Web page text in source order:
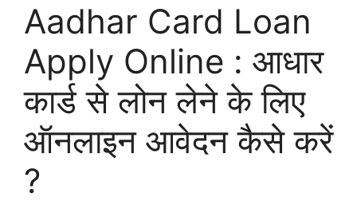
Aadhar Card Loan
Apply Online : आधार
कार्ड से लोन लेने के लिए
ऑनलाइन आवेदन कैसे करें
?